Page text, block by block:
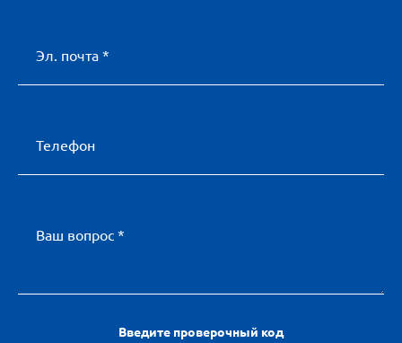
Эл. почта *
Телефон
Ваш вопрос *
Введите проверочный код